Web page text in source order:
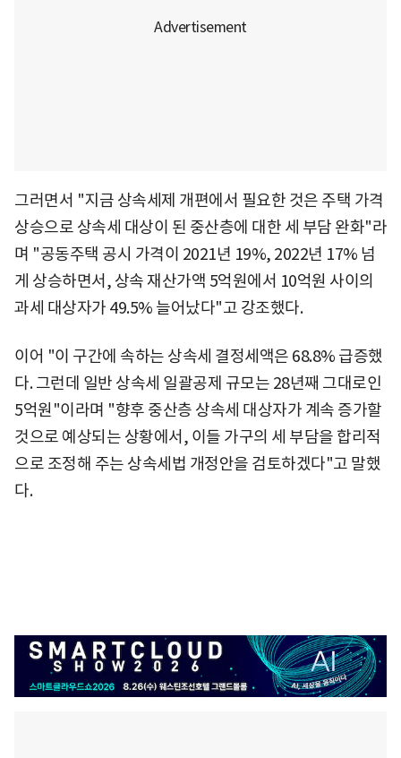
그러면서 "지금 상속세제 개편에서 필요한 것은 주택 가격
상승으로 상속세 대상이 된 중산층에 대한 세 부담 완화"라
며 "공동주택 공시 가격이 2021년 19%, 2022년 17% 넘
게 상승하면서, 상속 재산가액 5억원에서 10억원 사이의
과세 대상자가 49.5% 늘어났다"고 강조했다.
이어 "이 구간에 속하는 상속세 결정세액은 68.8% 급증했
다. 그런데 일반 상속세 일괄공제 규모는 28년째 그대로인
5억원"이라며 "향후 중산층 상속세 대상자가 계속 증가할
것으로 예상되는 상황에서, 이들 가구의 세 부담을 합리적
으로 조정해 주는 상속세법 개정안을 검토하겠다"고 말했
다.